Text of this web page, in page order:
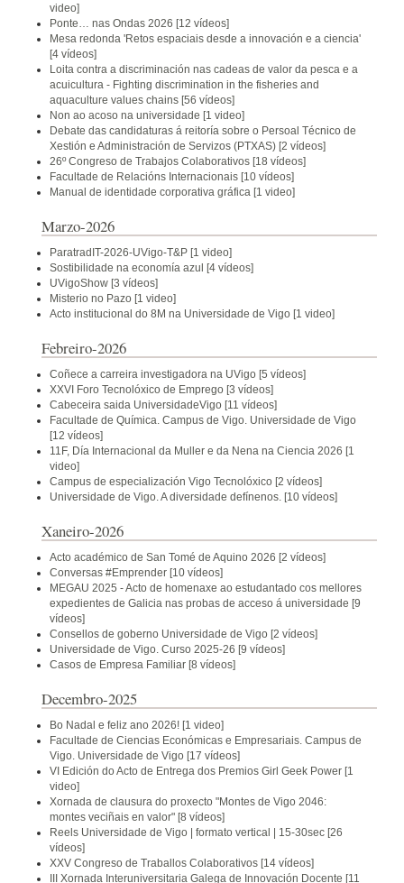
video]
Ponte… nas Ondas 2026 [12 vídeos]
Mesa redonda 'Retos espaciais desde a innovación e a ciencia'
[4 vídeos]
Loita contra a discriminación nas cadeas de valor da pesca e a
acuicultura - Fighting discrimination in the fisheries and
aquaculture values chains [56 vídeos]
Non ao acoso na universidade [1 video]
Debate das candidaturas á reitoría sobre o Persoal Técnico de
Xestión e Administración de Servizos (PTXAS) [2 vídeos]
26º Congreso de Trabajos Colaborativos [18 vídeos]
Facultade de Relacións Internacionais [10 vídeos]
Manual de identidade corporativa gráfica [1 video]
Marzo-2026
ParatradIT-2026-UVigo-T&P [1 video]
Sostibilidade na economía azul
[4 vídeos]
UVigoShow [3 vídeos]
Misterio no Pazo [1 video]
Acto institucional do 8M na Universidade de Vigo [1 video]
Febreiro-2026
Coñece a carreira investigadora na UVigo [5 vídeos]
XXVI Foro Tecnolóxico de Emprego [3 vídeos]
Cabeceira saida UniversidadeVigo [11 vídeos]
Facultade de Química. Campus de Vigo. Universidade de Vigo
[12 vídeos]
11F, Día Internacional da Muller e da Nena na Ciencia 2026 [1
video]
Campus de especialización Vigo Tecnolóxico [2 vídeos]
Universidade de Vigo. A diversidade defínenos. [10 vídeos]
Xaneiro-2026
Acto académico de San Tomé de Aquino 2026 [2 vídeos]
Conversas #Emprender [10 vídeos]
MEGAU 2025 - Acto de homenaxe ao estudantado cos mellores
expedientes de Galicia nas probas de acceso á universidade [9
vídeos]
Consellos de goberno Universidade de Vigo [2 vídeos]
Universidade de Vigo. Curso 2025-26 [9 vídeos]
Casos de Empresa Familiar [8 vídeos]
Decembro-2025
Bo Nadal e feliz ano 2026! [1 video]
Facultade de Ciencias Económicas e Empresariais. Campus de
Vigo. Universidade de Vigo [17 vídeos]
VI Edición do Acto de Entrega dos Premios Girl Geek Power [1
video]
Xornada de clausura do proxecto "Montes de Vigo 2046:
montes veciñais en valor" [8 vídeos]
Reels Universidade de Vigo | formato vertical | 15-30sec [26
vídeos]
XXV Congreso de Traballos Colaborativos [14 vídeos]
III Xornada Interuniversitaria Galega de Innovación Docente [11